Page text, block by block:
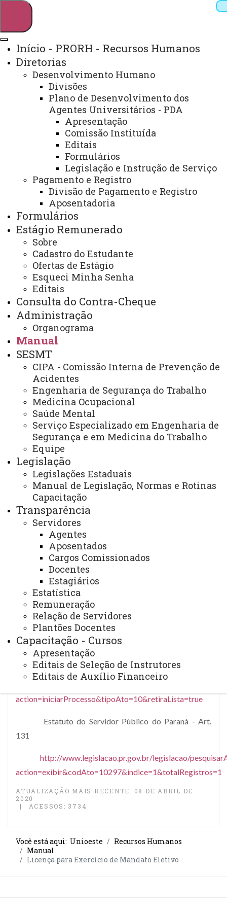
Webmail Sistemas
Telefones
Arquivo Virtual
Campus
Início - PRORH - Recursos Humanos
Diretorias
Desenvolvimento Humano
Divisões
Plano de Desenvolvimento dos
Agentes Universitários - PDA
Apresentação
Comissão Instituída
Editais
Formulários
Legislação e Instrução de Serviço
Pagamento e Registro
Divisão de Pagamento e Registro
Aposentadoria
Formulários
Estágio Remunerado
Sobre
Cadastro do Estudante
Ofertas de Estágio
Esqueci Minha Senha
Editais
Consulta do Contra-Cheque
Administração
Organograma
Manual
SESMT
CIPA - Comissão Interna de Prevenção de
Acidentes
Engenharia de Segurança do Trabalho
Medicina Ocupacional
Saúde Mental
Serviço Especializado em Engenharia de
Segurança e em Medicina do Trabalho
Equipe
Legislação
Legislações Estaduais
Manual de Legislação, Normas e Rotinas
Capacitação
Transparência
Servidores
Agentes
Aposentados
Cargos Comissionados
Docentes
Estagiários
Estatística
Remuneração
Relação de Servidores
Plantões Docentes
Capacitação - Cursos
Apresentação
Editais de Seleção de Instrutores
Editais de Auxílio Financeiro
Início
Estágio
Remunerado
Legislação
Estadual
Manual
Licença para Exercício de
Mandato Eletivo
Durante o exercício de mandato eletivo federal
ou estadual, o servidor fica afastado do exercício do
cargo, e somente por antiguidade pode ser promovido
com aproveitamento do tempo em que permaneceu no
exercício do mandato eletivo.
Para mandato eletivo federal, estadual ou distrital
ficará afastado do seu cargo, emprego ou função;
Para mandato de prefeito, será afastado do cargo;
Para emprego ou função, podendo optar pela
remuneração;
Para mandato de vereador, havendo
compatibilidade de horários, perceberá as
vantagens de seu cargo, emprego ou função, com a
remuneração do cargo eletivo, e não havendo
compatibilidade de horários, deverá optar.
Legislação:
Constituição Federal - Art. 38
http://www.planalto.gov.br/ccivil_03/Constituicao/
Emenda Constitucional 41/2003
http://alerjln1.alerj.rj.gov.br/constfed.nsf/
OpenDocument
Constituição Estadual – Art. 28
action=iniciarProcesso&tipoAto=10&retiraLista=true
Estatuto do Servidor Público do Paraná - Art.
131
http://www.legislacao.pr.gov.br/legislacao/
action=exibir&codAto=10297&indice=1&totalRegistros=1
ATUALIZAÇÃO MAIS RECENTE: 08 DE ABRIL DE
2020
ACESSOS: 3734
Você está aqui: Unioeste
Recursos Humanos
Manual
Licença para Exercício de Mandato Eletivo